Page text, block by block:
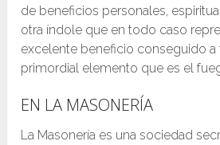
de beneficios personales,
otra índole que en todo caso
excelente beneficio conseguido a
primordial elemento que es el
EN LA MASONERÍA
La Masonería es una sociedad